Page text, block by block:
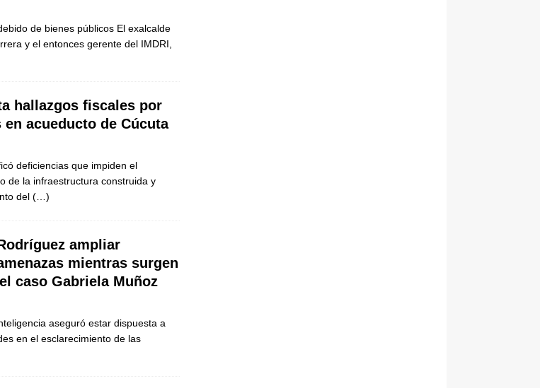
de bienes públicos El exalcalde
y el entonces gerente del IMDRI,
hallazgos fiscales por
en acueducto de Cúcuta
deficiencias que impiden el
de la infraestructura construida y
del (…)
ampliar
mientras surgen
caso Gabriela Muñoz
aseguró estar dispuesta a
en el esclarecimiento de las